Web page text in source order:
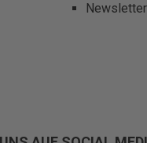
Newsletter